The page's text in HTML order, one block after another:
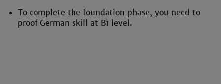
To complete the foundation phase, you need to
proof German skill at B1 level.